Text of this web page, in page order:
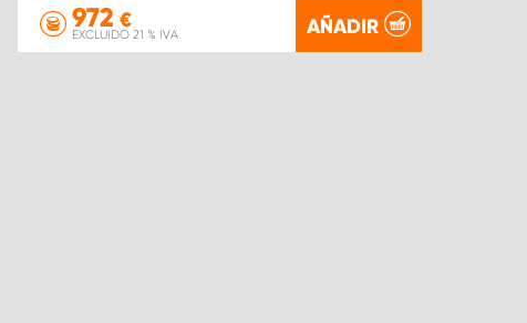
972 €
EXCLUIDO 21 % IVA AÑADIR